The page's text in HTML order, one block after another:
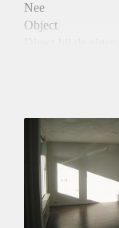
Nee
Object
Mogelijk
Inkomen eis
2,8 X Maandhuur
Huurtermijn
Onbepaalde